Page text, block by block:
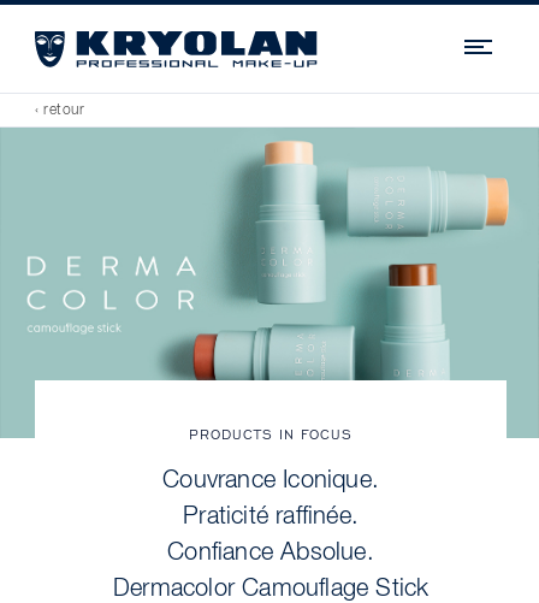
‹ retour
PRODUCTS IN FOCUS
Couvrance Iconique.
Praticité raffinée.
Confiance Absolue.
Dermacolor Camouflage Stick